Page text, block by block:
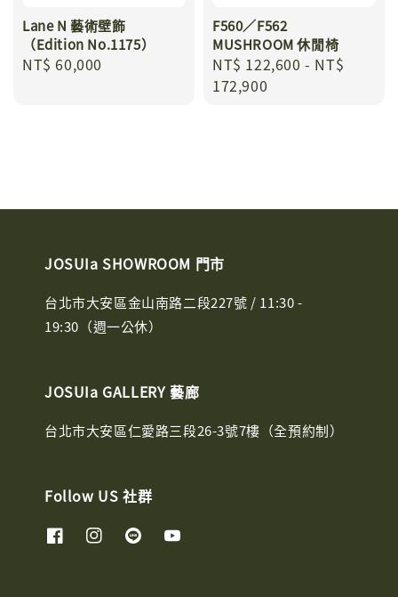
Lane N 藝術壁飾
（Edition No.1175）
Regular
NT$ 60,000
F560／F562
MUSHROOM 休閒椅
Regular
price
NT$ 122,600 - NT$
172,900
JOSUIa SHOWROOM 門市
台北市大安區金山南路二段227號 / 11:30 -
19:30（週一公休）
JOSUIa GALLERY 藝廊
台北市大安區仁愛路三段26-3號7樓（全預約制）
Follow US 社群